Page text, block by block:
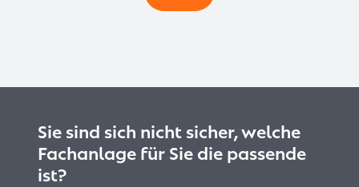
Sie sind sich nicht sicher, welche
Fachanlage für Sie die passende
ist?